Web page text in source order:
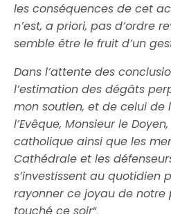
les conséquences de cet
n’est, a priori, pas d’ordre
semble être le fruit d’un
Dans l’attente des
l’estimation des dégâts
mon soutien, et de celui de
l’Evêque, Monsieur le
catholique ainsi que les
Cathédrale et les
s’investissent au quotidien
rayonner ce joyau de